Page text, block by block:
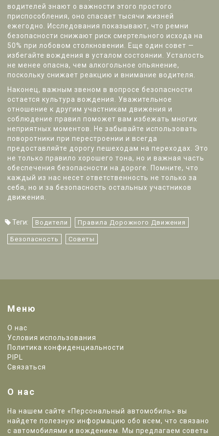
водителей знают о важности этого простого
приспособления, оно спасает тысячи жизней
ежегодно. Исследования показывают, что ремни
безопасности снижают риск смертельного исхода на
50% при лобовом столкновении. Еще один совет —
избегайте вождения в усталом состоянии. Усталость
не менее опасна, чем алкогольное опьянение,
поскольку снижает реакцию и внимание водителя.
Наконец, важным звеном в вопросе безопасности
остается культура вождения. Уважительное
отношение к другим участникам движения и
соблюдение правил поможет вам избежать многих
неприятных моментов. Не забывайте использовать
поворотники при перестроении и всегда
предоставляйте дорогу пешеходам на переходах. Это
не только правило хорошего тона, но и важная часть
обеспечения безопасности на дороге. Помните, что
каждый из нас несет ответственность не только за
себя, но и за безопасность остальных участников
движения.
Теги: Водители Правила Дорожного Движения
Безопасность Советы
Меню
О нас
Условия использования
Политика конфиденциальности
PIPL
Связаться
О нас
На нашем сайте «Персональный автомобиль» вы
найдете полезную информацию обо всем, что связано
с автомобилями и вождением. Мы предлагаем советы